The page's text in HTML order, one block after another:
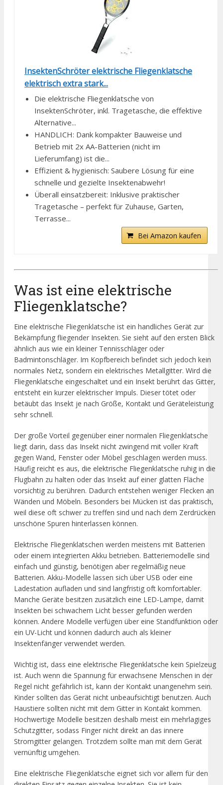
InsektenSchröter elektrische Fliegenklatsche
elektrisch extra stark...
Die elektrische Fliegenklatsche von
InsektenSchröter, inkl. Tragetasche, die effektive
Alternative...
HANDLICH: Dank kompakter Bauweise und
Betrieb mit 2x AA-Batterien (nicht im
Lieferumfang) ist die...
Effizient & hygienisch: Saubere Lösung für eine
schnelle und gezielte Insektenabwehr!
Überall einsatzbereit: Inklusive praktischer
Tragetasche – perfekt für Zuhause, Garten,
Terrasse...
Bei Amazon kaufen
Was ist eine elektrische
Fliegenklatsche?
Eine elektrische Fliegenklatsche ist ein handliches Gerät zur
Bekämpfung fliegender Insekten. Sie sieht auf den ersten Blick
ähnlich aus wie ein kleiner Tennisschläger oder
Badmintonschläger. Im Kopfbereich befindet sich jedoch kein
normales Netz, sondern ein elektrisches Metallgitter. Wird die
Fliegenklatsche eingeschaltet und ein Insekt berührt das Gitter,
entsteht ein kurzer elektrischer Impuls. Dieser tötet oder
betäubt das Insekt je nach Größe, Kontakt und Geräteleistung
sehr schnell.
Der große Vorteil gegenüber einer normalen Fliegenklatsche
liegt darin, dass das Insekt nicht zwingend mit voller Kraft
gegen Wand, Fenster oder Möbel geschlagen werden muss.
Häufig reicht es aus, die elektrische Fliegenklatsche ruhig in die
Flugbahn zu halten oder das Insekt auf einer glatten Fläche
vorsichtig zu berühren. Dadurch entstehen weniger Flecken an
Wänden und Möbeln. Besonders bei Mücken ist das praktisch,
weil diese oft schwer zu treffen sind und nach dem Zerdrücken
unschöne Spuren hinterlassen können.
Elektrische Fliegenklatschen werden meistens mit Batterien
oder einem integrierten Akku betrieben. Batteriemodelle sind
einfach und günstig, benötigen aber regelmäßig neue
Batterien. Akku-Modelle lassen sich über USB oder eine
Ladestation aufladen und sind langfristig oft komfortabler.
Manche Geräte besitzen zusätzlich eine LED-Lampe, damit
Insekten bei schwachem Licht besser gefunden werden
können. Andere Modelle verfügen über eine Standfunktion oder
ein UV-Licht und können dadurch auch als kleiner
Insektenfänger verwendet werden.
Wichtig ist, dass eine elektrische Fliegenklatsche kein Spielzeug
ist. Auch wenn die Spannung für erwachsene Menschen in der
Regel nicht gefährlich ist, kann der Kontakt unangenehm sein.
Kinder sollten das Gerät nicht unbeaufsichtigt benutzen. Auch
Haustiere sollten nicht mit dem Gitter in Kontakt kommen.
Hochwertige Modelle besitzen deshalb meist ein mehrlagiges
Schutzgitter, sodass Finger nicht direkt an das innere
Stromgitter gelangen. Trotzdem sollte man mit dem Gerät
vernünftig umgehen.
Eine elektrische Fliegenklatsche eignet sich vor allem für den